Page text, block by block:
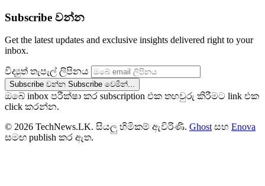
Subscribe වන්න
Get the latest updates and exclusive insights delivered right to your
inbox.
විද්‍යුත් තැපැල් ලිපිනය
Subscribe වන්න Subscribe වෙමින්...
ඔබේ inbox පරීක්ෂා කර subscription එක තහවුරු කිරීමට link එක
click කරන්න.
© 2026 TechNews.LK. සියලු හිමිකම් ඇවිරිණි. Ghost සහ Enova
සමඟ publish කර ඇත.